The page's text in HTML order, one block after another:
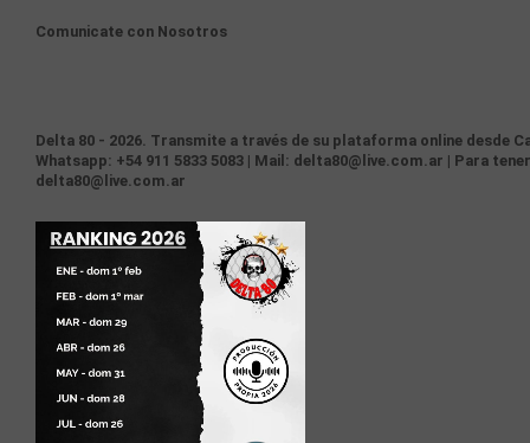
Comunicate con Nosotros
Delta 80 - 2026. Transmite a través de su plataforma online desde
Whatsapp: +54 911 5833 5083 | Mail: delta80@live.com.ar | Para
delta80@live.com.ar